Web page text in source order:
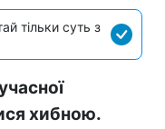
тільки суть з
хибною.